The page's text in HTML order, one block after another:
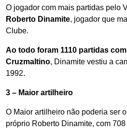
O jogador com mais partidas pelo
Roberto Dinamite, jogador que
Clube.
Ao todo foram 1110 partidas
Cruzmaltino, Dinamite vestiu a
1992.
3 – Maior artilheiro
O Maior artilheiro não poderia ser
próprio Roberto Dinamite, com 708